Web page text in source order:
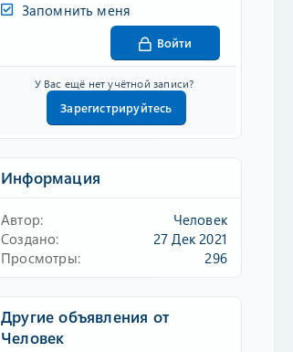
Запомнить меня
Войти
У Вас ещё нет учётной записи?
Зарегистрируйтесь
Информация
Автор
Человек
Создано
27 Дек 2021
Просмотры
296
Другие объявления от
Человек